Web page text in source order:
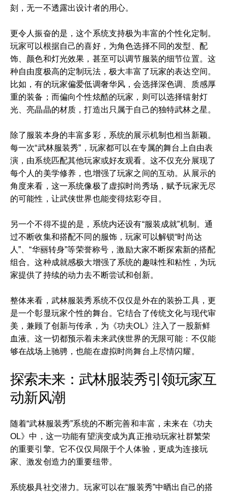
刻，无一不透露出设计者的用心。
更令人振奋的是，这个系统支持极为丰富的个性化定制。
玩家可以根据自己的喜好，为角色选择不同的发型、配
饰、颜色和灯光效果，甚至可以调节服装的细节位置。这
种自由度极高的定制玩法，极大丰富了玩家的表达空间。
比如，有的玩家偏爱低调奢华风，会选择深色调、质感厚
重的装备；而偏向个性炫酷的玩家，则可以选择镭射灯
光、亮晶晶的材质，打造出只属于自己的独特武林之星。
除了服装本身的丰富多彩，系统的展示机制也相当新颖。
每一次“武林服装秀”，玩家都可以在专属的舞台上自由表
演，由系统匹配其他玩家或好友观看。这不仅充分展现了
每个人的美学修养，也增强了玩家之间的互动。从展示的
角度来看，这一系统像极了虚拟时尚秀场，赋予玩家无尽
的可能性，让武侠世界也能变得炫彩夺目。
另一个不得不提的是，系统内还设有“服装成就”机制。通
过不断收集和搭配不同的服饰，玩家可以解锁“时尚达
人”、“华丽转身”等荣誉称号，激励大家不断探索新的搭配
组合。这种成就感极大增强了系统的趣味性和粘性，为玩
家提供了持续的动力去不断尝试和创新。
整体来看，武林服装秀系统不仅仅是外在的装扮工具，更
是一个彰显玩家个性的舞台。它结合了传统文化与现代审
美，兼顾了创新与传承，为《功夫OL》注入了一股新鲜
血液。这一切都预示着未来武侠世界的无限可能：不仅能
够在战场上驰骋，也能在虚拟时尚舞台上尽情闪耀。
探索未来：武林服装秀引领玩家互
动新风潮
随着“武林服装秀”系统的不断完善和丰富，未来在《功夫
OL》中，这一功能有望演变成为真正推动玩家社群繁荣
的重要引擎。它不仅仅局限于个人体验，更成为连接玩
家、激发创造力的重要纽带。
系统极具社交潜力。玩家可以在“服装秀”中晒出自己的搭